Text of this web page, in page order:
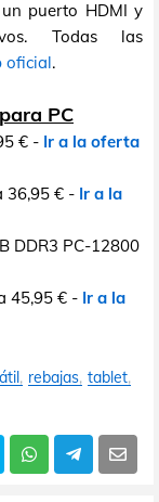
puerto HDMI y
Todas las
oficial.
PC
€ - Ir a la oferta
36,95 € - Ir a la
DDR3 PC-12800
45,95 € - Ir a la
rebajas tablet